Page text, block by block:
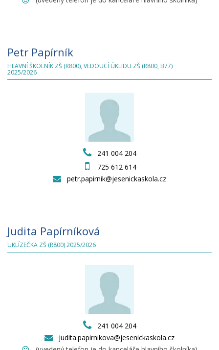
Petr Papírník
HLAVNÍ ŠKOLNÍK ZŠ (R800), VEDOUCÍ ÚKLIDU ZŠ (R800, B77)
2025/2026
241 004 204
725 612 614
petr.papirnik@jesenickaskola.cz
Judita Papírníková
UKLÍZEČKA ZŠ (R800) 2025/2026
241 004 204
judita.papirnikova@jesenickaskola.cz